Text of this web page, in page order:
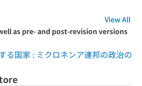
View All
as pre- and post-revision versions
る国家 : ミクロネンア連邦の政治の